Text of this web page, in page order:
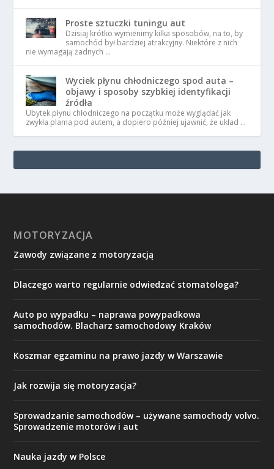
Proste sztuczki tuningu aut
Dzisiaj krótko wymienimy kilka sposobów, na to, by
samochód był bardziej atrakcyjny. Niektóre z nich
nie wymagają żadnych …
Wyciek płynu chłodniczego spod auta –
objawy i sposoby szybkiej identyfikacji
źródła
Ubytek płynu chłodniczego na początku może wyglądać jak
zwykła plama pod autem, a dopiero później ujawnić, że układ …
MOTORYZACJA
Zawody związane z motoryzacją
Dlaczego warto regularnie odwiedzać stomatologa?
Auto po wypadku – naprawa powypadkowa
samochodów. Blacharz samochodowy Kraków
Koszmar egzaminu na prawo jazdy w Warszawie
Jak rozwija się motoryzacja?
Sprowadzanie samochodów – używane samochody volvo.
Sprowadzenie motorów i aut
Nauka jazdy w Polsce